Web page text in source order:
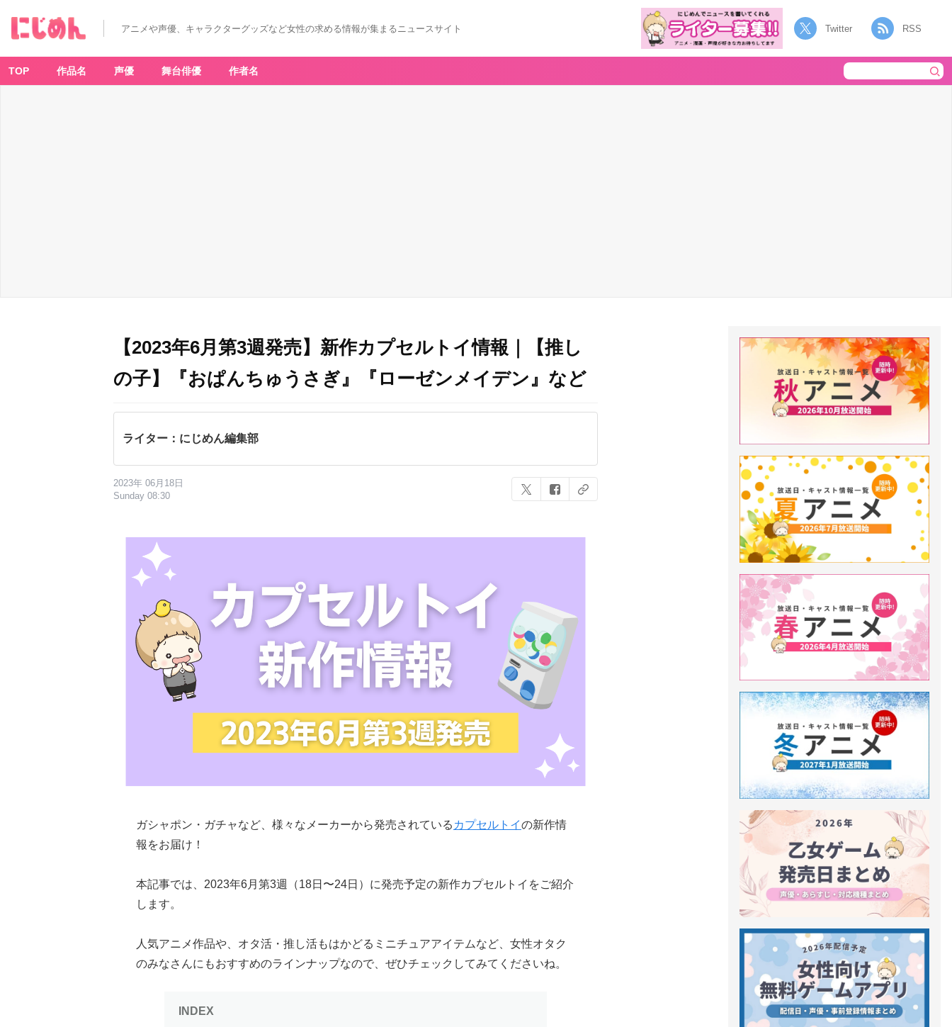
アニメや声優、キャラクターグッズなど女性の求める情報が集まるニュースサイト Twitter RSS
TOP 作品名 声優 舞台俳優 作者名
【2023年6月第3週発売】新作カプセルトイ情報｜【推し
の子】『おぱんちゅうさぎ』『ローゼンメイデン』など
ライター：にじめん編集部
2023年 06月18日
Sunday 08:30
ガシャポン・ガチャなど、様々なメーカーから発売されている カプセルトイの新作情
報をお届け！
本記事では、2023年6月第3週（18日〜24日）に発売予定の新作カプセルトイをご紹介
します。
人気アニメ作品や、オタ活・推し活もはかどるミニチュアアイテムなど、女性オタク
のみなさんにもおすすめのラインナップなので、ぜひチェックしてみてくださいね。